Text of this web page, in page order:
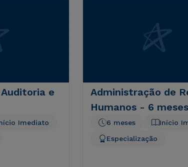
e
Imediato
Administração de
Humanos - 6 meses
Início
6 meses
Especialização